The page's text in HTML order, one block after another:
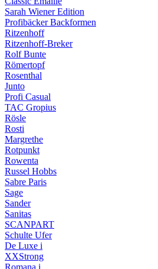
Sarah Wiener Edition
Profibäcker Backformen
Ritzenhoff
Ritzenhoff-Breker
Rolf Bunte
Römertopf
Rosenthal
Junto
Profi Casual
TAC Gropius
Rösle
Rosti
Margrethe
Rotpunkt
Rowenta
Russel Hobbs
Sabre Paris
Sage
Sander
Sanitas
SCANPART
Schulte Ufer
De Luxe i
XXStrong
Romana i